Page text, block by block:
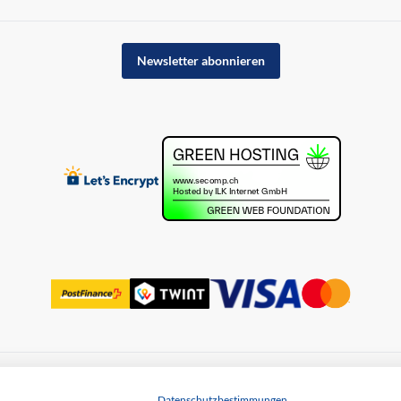
Newsletter abonnieren